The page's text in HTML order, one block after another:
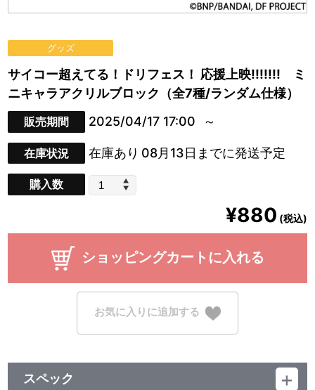
グッズ
サイコー超えてる！ドリフェス！ 応援上映!!!!!!! ミ
ニキャラアクリルブロック（全7種/ランダム仕様）
販売期間 2025/04/17 17:00
在庫状況 在庫あり 08月13日までに発送予定
購入数
¥880 (税込)
ショッピングカートに入れる
お気に入りに追加する
スペック